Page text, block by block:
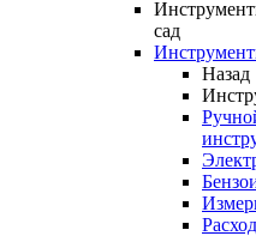
сад
Назад